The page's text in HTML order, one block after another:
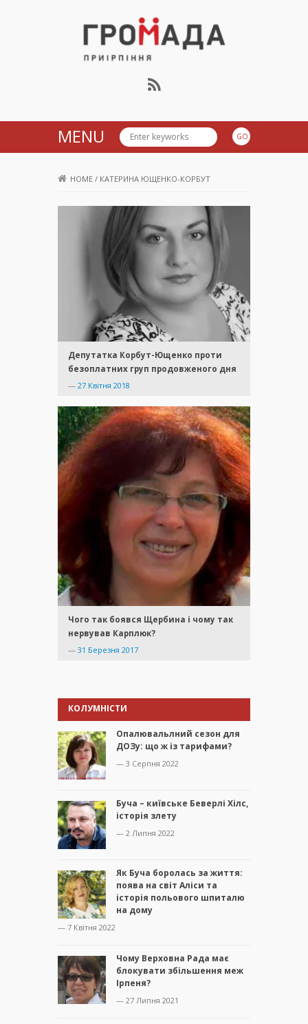
Громада Приірпіння
MENU
HOME / КАТЕРИНА ЮЩЕНКО-КОРБУТ
Депутатка Корбут-Ющенко проти
безоплатних груп продовженого дня
— 27 Квітня 2018
Чого так боявся Щербина і чому так
нервував Карплюк?
— 31 Березня 2017
КОЛУМНІСТИ
Опалювальлний сезон для
ДОЗу: що ж із тарифами?
— 3 Серпня 2022
Буча – київське Беверлі Хілс,
історія злету
— 2 Липня 2022
Як Буча боролась за життя:
поява на світ Аліси та
історія польового шпиталю
на дому
— 7 Квітня 2022
Чому Верховна Рада має
блокувати збільшення меж
Ірпеня?
— 27 Липня 2021